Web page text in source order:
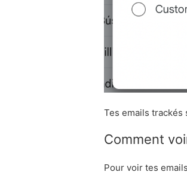
Tes emails
Comment
Pour voir tes